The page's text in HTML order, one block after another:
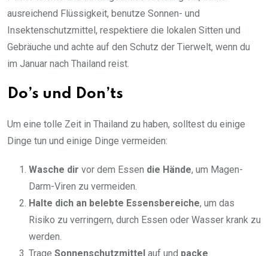
ausreichend Flüssigkeit, benutze Sonnen- und
Insektenschutzmittel, respektiere die lokalen Sitten und
Gebräuche und achte auf den Schutz der Tierwelt, wenn du
im Januar nach Thailand reist.
Do’s und Don’ts
Um eine tolle Zeit in Thailand zu haben, solltest du einige
Dinge tun und einige Dinge vermeiden:
Wasche dir vor dem Essen die Hände, um Magen-
Darm-Viren zu vermeiden.
Halte dich an belebte Essensbereiche, um das
Risiko zu verringern, durch Essen oder Wasser krank zu
werden.
Trage Sonnenschutzmittel auf und packe